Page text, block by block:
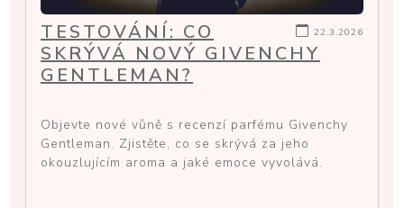
22.3.2026
TESTOVÁNÍ: CO
SKRÝVÁ NOVÝ GIVENCHY
GENTLEMAN?
Objevte nové vůně s recenzí parfému Givenchy
Gentleman. Zjistěte, co se skrývá za jeho
okouzlujícím aroma a jaké emoce vyvolává.